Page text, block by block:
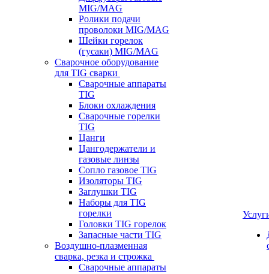
MIG/MAG
Ролики подачи
проволоки MIG/MAG
Шейки горелок
(гусаки) MIG/MAG
Сварочное оборудование
для TIG сварки
Сварочные аппараты
TIG
Блоки охлаждения
Сварочные горелки
TIG
Цанги
Цангодержатели и
газовые линзы
Сопло газовое TIG
Изоляторы TIG
Заглушки TIG
Наборы для TIG
горелки
Головки TIG горелок
Запасные части TIG
Воздушно-плазменная
сварка, резка и строжка
Сварочные аппараты